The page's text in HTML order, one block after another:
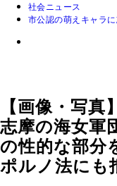
社会ニュース
市公認の萌えキャラ
【画像・写
志摩の海女軍
の性的な部分
ポルノ法にも